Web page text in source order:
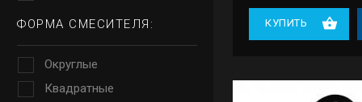
ФОРМА СМЕСИТЕЛЯ:
Округлые
Квадратные
КУПИТЬ